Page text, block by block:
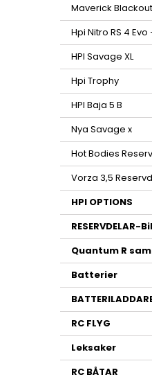
Maverick
Hpi Nitro RS 4 Evo
HPI Savage XL
Hpi Trophy
HPI Baja 5 B
Nya Savage x
Hot Bodies
Vorza 3,5
HPI OPTIONS
RESERVDELAR-
Quantum R
Batterier
RC FLYG
Leksaker
RC BÅTAR